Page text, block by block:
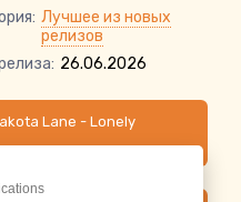
Лучшее из новых
релизов
26.06.2026
Lane - Lonely